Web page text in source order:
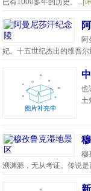
已有1000多年的历史。...[
阿
妃。十五世纪杰出的维吾
也
土
穆
溯渊源，无从考证。传说